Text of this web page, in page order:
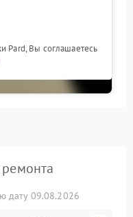
Pard, Вы соглашаетесь
дату 09.08.2026